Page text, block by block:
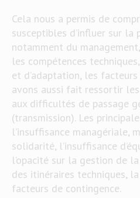
Cela nous a permis de
susceptibles d’influer sur la
notamment du
les compétences
et d’adaptation, les
avons aussi fait ressortir
aux difficultés de passage
(transmission). Les
l’insuffisance managériale,
solidarité, l’insuffisance
l’opacité sur la gestion de
des itinéraires techniques,
facteurs de contingence.